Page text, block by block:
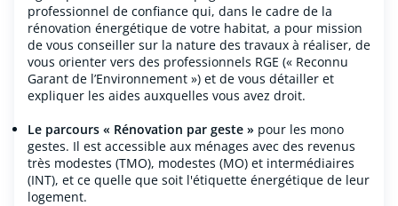
professionnel de confiance qui, dans le cadre de la
rénovation énergétique de votre habitat, a pour mission
de vous conseiller sur la nature des travaux à réaliser, de
vous orienter vers des professionnels RGE (« Reconnu
Garant de l’Environnement ») et de vous détailler et
expliquer les aides auxquelles vous avez droit.
Le parcours « Rénovation par geste » pour les mono
gestes. Il est accessible aux ménages avec des revenus
très modestes (TMO), modestes (MO) et intermédiaires
(INT), et ce quelle que soit l'étiquette énergétique de leur
logement.